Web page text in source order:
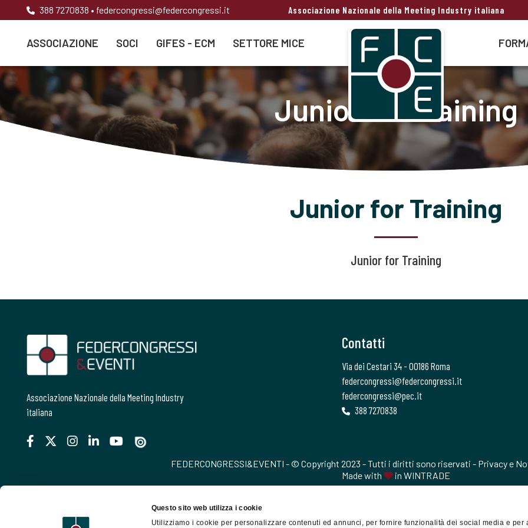
Questo sito web utilizza i cookie
Utilizziamo i cookie per personalizzare contenuti ed annunci, per fornire funzionalità dei social media e per
388 7270838 • federcongressi@federcongressi.it Associazione Nazionale della Meeting Industry italiana
ASSOCIAZIONE SOCI GIFES - ECM SETTORE MICE
Junior for Training
Junior for Training
Junior for Training
Associazione Nazionale della Meeting Industry
italiana
Contatti
Via dei Cestari 34 - 00186 Roma
federcongressi@federcongressi.it
federcongressi@pec.it
388 7270838
FEDERCONGRESSI&EVENTI - © Copyright 2023 - Tutti i diritti sono riservati - Privacy e
Made with
in WINTRADE